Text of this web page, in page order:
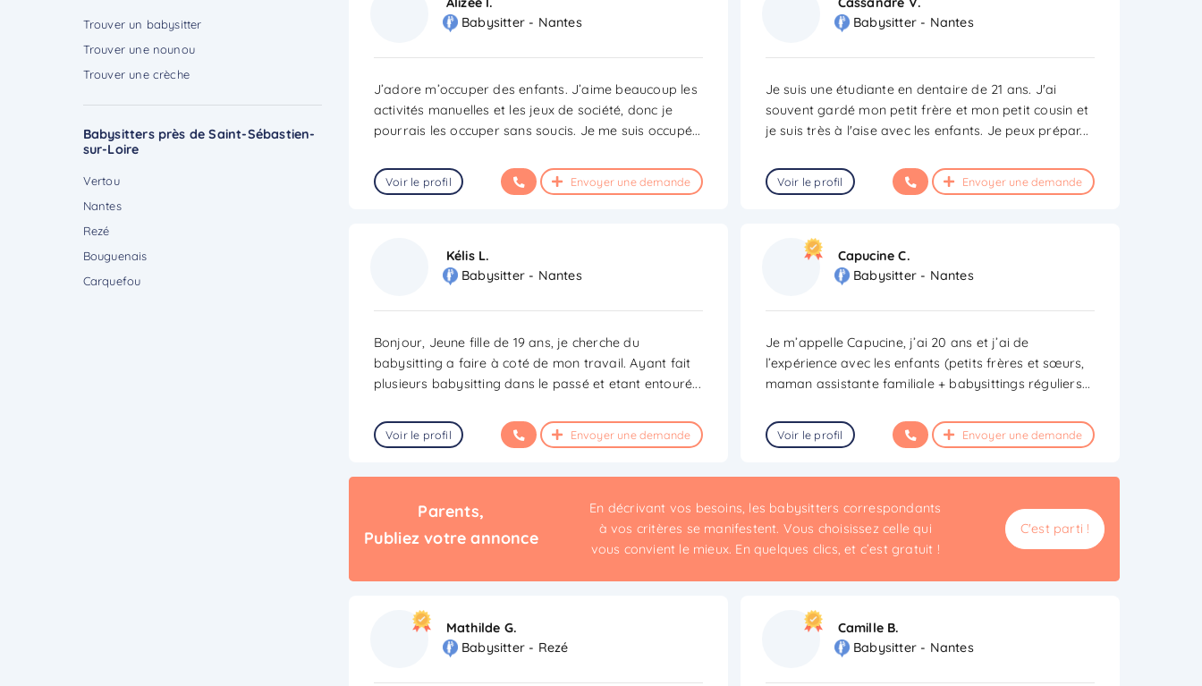
Trouver un babysitter
Trouver une nounou
Trouver une crèche
Babysitters près de Saint-Sébastien-
sur-Loire
Vertou
Nantes
Rezé
Bouguenais
Carquefou
Babysitter - Nantes
J’adore m’occuper des enfants. J’aime beaucoup les
activités manuelles et les jeux de société, donc je
pourrais les occuper sans soucis. Je me suis occupé...
Voir le profil Envoyer une demande
Babysitter - Nantes
Je suis une étudiante en dentaire de 21 ans. J'ai
souvent gardé mon petit frère et mon petit cousin et
je suis très à l'aise avec les enfants. Je peux prépar...
Voir le profil Envoyer une demande
Kélis L.
Babysitter - Nantes
Bonjour, Jeune fille de 19 ans, je cherche du
babysitting a faire à coté de mon travail. Ayant fait
plusieurs babysitting dans le passé et etant entouré...
Voir le profil Envoyer une demande
Capucine C.
Babysitter - Nantes
Je m’appelle Capucine, j’ai 20 ans et j’ai de
l’expérience avec les enfants (petits frères et sœurs,
maman assistante familiale + babysittings réguliers...
Voir le profil Envoyer une demande
Parents,
Publiez votre annonce
En décrivant vos besoins, les babysitters correspondants
à vos critères se manifestent. Vous choisissez celle qui
vous convient le mieux. En quelques clics, et c’est gratuit !
C'est parti !
Mathilde G.
Babysitter - Rezé
Camille B.
Babysitter - Nantes